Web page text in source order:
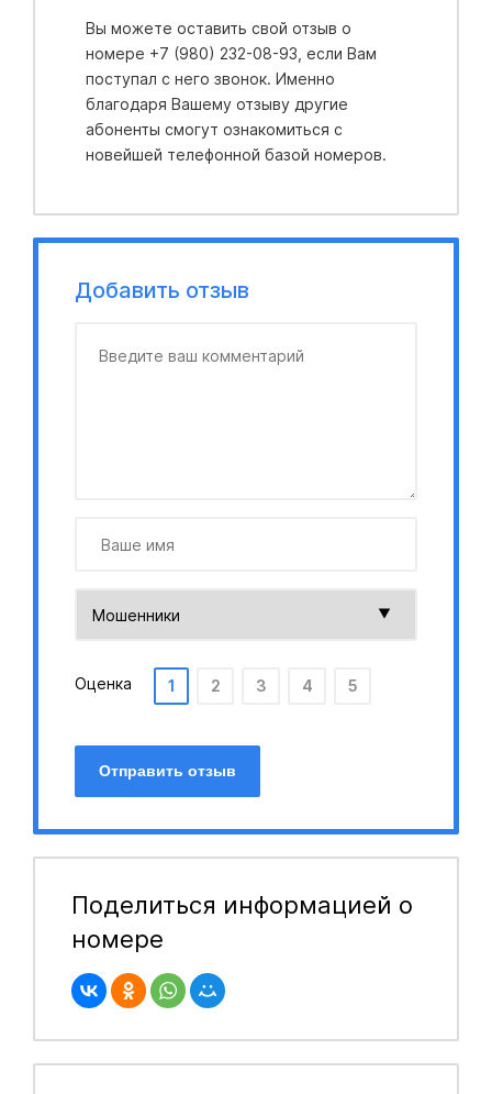
Вы можете оставить свой отзыв о
номере +7 (980) 232-08-93, если Вам
поступал с него звонок. Именно
благодаря Вашему отзыву другие
абоненты смогут ознакомиться с
новейшей телефонной базой номеров.
Добавить отзыв
Оценка 1 2 3 4 5
Отправить отзыв
Поделиться информацией о
номере